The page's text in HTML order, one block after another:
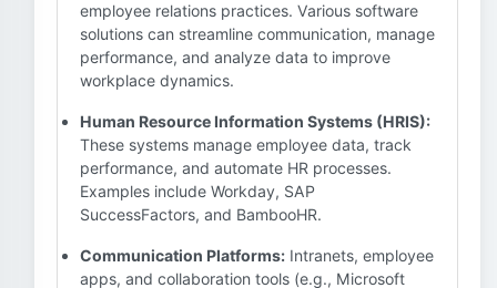
employee relations practices. Various software
solutions can streamline communication, manage
performance, and analyze data to improve
workplace dynamics.
Human Resource Information Systems (HRIS):
These systems manage employee data, track
performance, and automate HR processes.
Examples include Workday, SAP
SuccessFactors, and BambooHR.
Communication Platforms: Intranets, employee
apps, and collaboration tools (e.g., Microsoft